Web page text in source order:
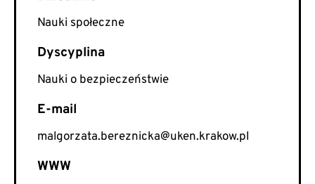
Nauki społeczne
Nauki o bezpieczeństwie
E-mail
malgorzata.bereznicka@uken.krakow.pl
WWW